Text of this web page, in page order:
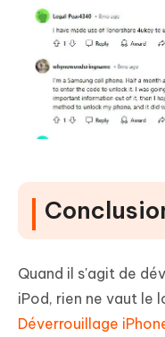
Quand il s'agit de
iPod, rien ne vaut le
Déverrouillage